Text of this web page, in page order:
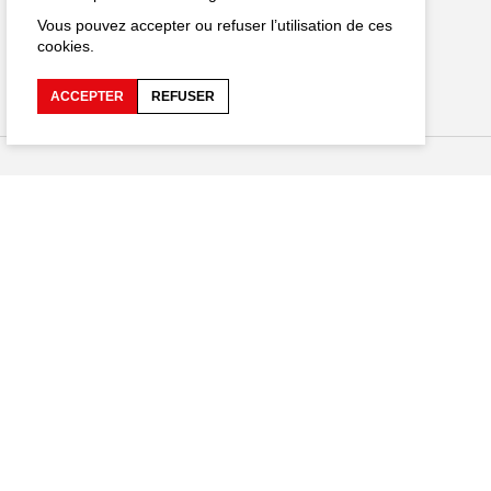
Vous pouvez accepter ou refuser l’utilisation de ces
cookies.
ACCEPTER REFUSER